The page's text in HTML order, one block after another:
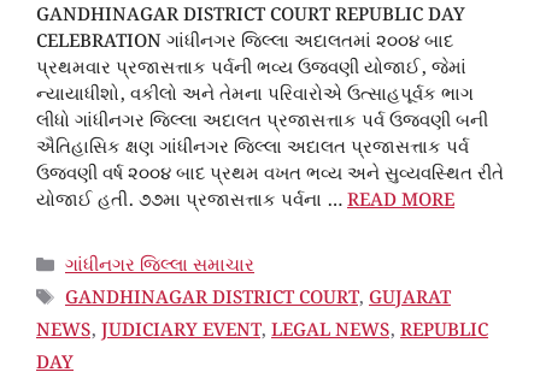
GANDHINAGAR DISTRICT COURT REPUBLIC DAY
CELEBRATION ગાંધીનગર જિલ્લા અદાલતમાં ૨૦૦૪ બાદ
પ્રથમવાર પ્રજાસત્તાક પર્વની ભવ્ય ઉજવણી યોજાઈ, જેમાં
ન્યાયાધીશો, વકીલો અને તેમના પરિવારોએ ઉત્સાહપૂર્વક ભાગ
લીધો ગાંધીનગર જિલ્લા અદાલત પ્રજાસત્તાક પર્વ ઉજવણી બની
ઐતિહાસિક ક્ષણ ગાંધીનગર જિલ્લા અદાલત પ્રજાસત્તાક પર્વ
ઉજવણી વર્ષ ૨૦૦૪ બાદ પ્રથમ વખત ભવ્ય અને સુવ્યવસ્થિત રીતે
યોજાઈ હતી. ૭૭મા પ્રજાસત્તાક પર્વના …READ MORE
CATEGORIES
ગાંધીનગર જિલ્લા સમાચાર
TAGS
GANDHINAGAR DISTRICT COURT, GUJARAT
NEWS, JUDICIARY EVENT, LEGAL NEWS, REPUBLIC
DAY